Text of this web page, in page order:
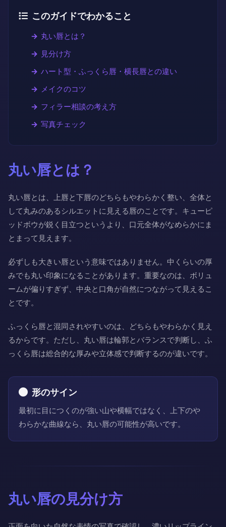
このガイドでわかること
丸い唇とは？
見分け方
ハート型・ふっくら唇・横長唇との違い
メイクのコツ
フィラー相談の考え方
写真チェック
丸い唇とは？
丸い唇とは、上唇と下唇のどちらもやわらかく整い、全体と
して丸みのあるシルエットに見える唇のことです。キューピ
ッドボウが鋭く目立つというより、口元全体がなめらかにま
とまって見えます。
必ずしも大きい唇という意味ではありません。中くらいの厚
みでも丸い印象になることがあります。重要なのは、ボリュ
ームが偏りすぎず、中央と口角が自然につながって見えるこ
とです。
ふっくら唇と混同されやすいのは、どちらもやわらかく見え
るからです。ただし、丸い唇は輪郭とバランスで判断し、ふ
っくら唇は総合的な厚みや立体感で判断するのが違いです。
形のサイン
最初に目につくのが強い山や横幅ではなく、上下のや
わらかな曲線なら、丸い唇の可能性が高いです。
丸い唇の見分け方